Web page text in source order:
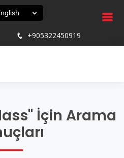
+905322450919
İçin Arama